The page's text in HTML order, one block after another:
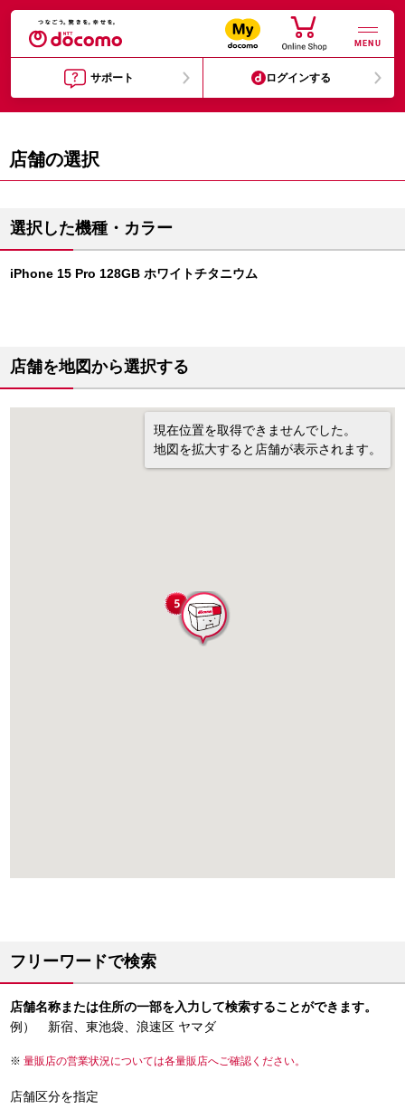
MENU
サポート ログインする
店舗の選択
選択した機種・カラー
iPhone 15 Pro 128GB ホワイトチタニウム
店舗を地図から選択する
現在位置を取得できませんでした。
地図を拡大すると店舗が表示されます。
フリーワードで検索
店舗名称または住所の一部を入力して検索することができます。
例） 新宿、東池袋、浪速区 ヤマダ
量販店の営業状況については各量販店へご確認ください。
店舗区分を指定